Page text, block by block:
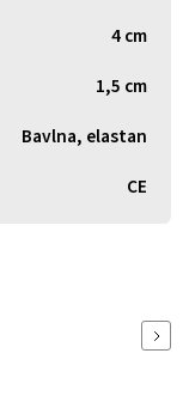
4 cm
1,5 cm
Bavlna, elastan
CE
Next